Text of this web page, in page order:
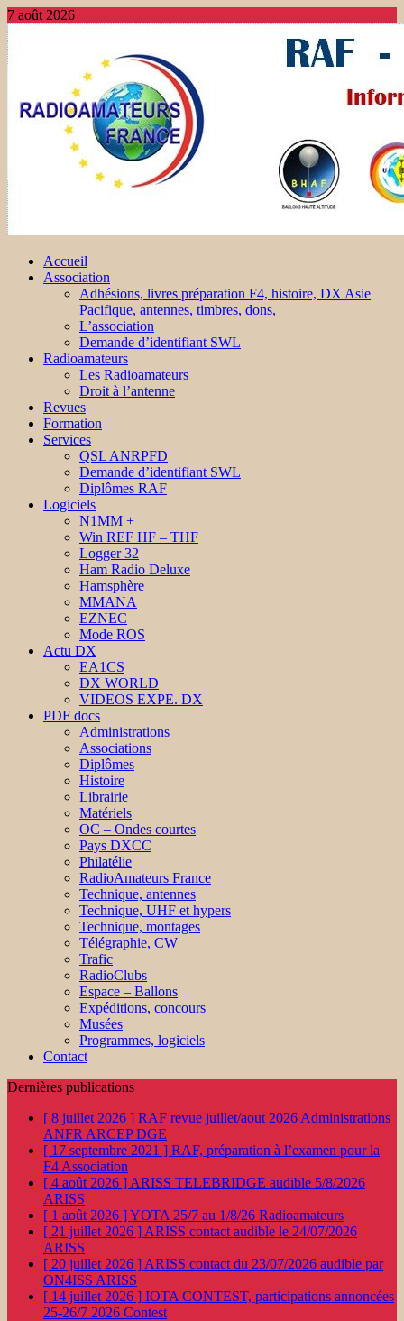
7 août 2026
Accueil
Association
Adhésions, livres préparation F4, histoire, DX Asie
Pacifique, antennes, timbres, dons,
L’association
Demande d’identifiant SWL
Radioamateurs
Les Radioamateurs
Droit à l’antenne
Revues
Formation
Services
QSL ANRPFD
Demande d’identifiant SWL
Diplômes RAF
Logiciels
N1MM +
Win REF HF – THF
Logger 32
Ham Radio Deluxe
Hamsphère
MMANA
EZNEC
Mode ROS
Actu DX
EA1CS
DX WORLD
VIDEOS EXPE. DX
PDF docs
Administrations
Associations
Diplômes
Histoire
Librairie
Matériels
OC – Ondes courtes
Pays DXCC
Philatélie
RadioAmateurs France
Technique, antennes
Technique, UHF et hypers
Technique, montages
Télégraphie, CW
Trafic
RadioClubs
Espace – Ballons
Expéditions, concours
Musées
Programmes, logiciels
Contact
Dernières publications
[ 8 juillet 2026 ] RAF revue juillet/aout 2026 Administrations
ANFR ARCEP DGE
[ 17 septembre 2021 ] RAF, préparation à l’examen pour la
F4 Association
[ 4 août 2026 ] ARISS TELEBRIDGE audible 5/8/2026
ARISS
[ 1 août 2026 ]YOTA 25/7 au 1/8/26 Radioamateurs
[ 21 juillet 2026 ] ARISS contact audible le 24/07/2026
ARISS
[ 20 juillet 2026 ] ARISS contact du 23/07/2026 audible par
ON4ISS ARISS
[ 14 juillet 2026 ] IOTA CONTEST, participations annoncées
25-26/7 2026 Contest